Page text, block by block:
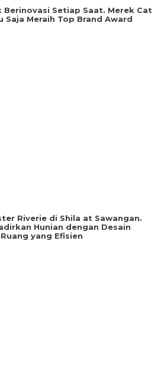
Setiap Saat. Merek Cat
Saja Meraih Top Brand Award
Riverie di Shila at Sawangan.
Hunian dengan Desain
yang Efisien